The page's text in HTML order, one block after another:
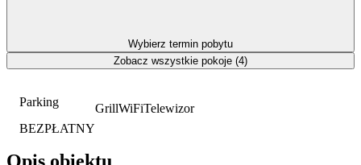
Parking
BEZPŁATNY
GrillWiFiTelewizor
Wybierz termin pobytu
Zobacz wszystkie pokoje (4)